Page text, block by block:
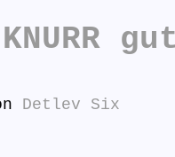
Detlev Six